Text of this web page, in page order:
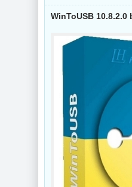
Видеоконвертер
Wondershare
UniConverter
17.4.5.648 RePack
by 7997
NEW
NEW
WinToUSB 10.8.2.0